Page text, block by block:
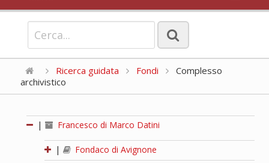
Ricerca guidata Fondi
Complesso
archivistico
| Francesco di Marco Datini
|
Fondaco di Avignone